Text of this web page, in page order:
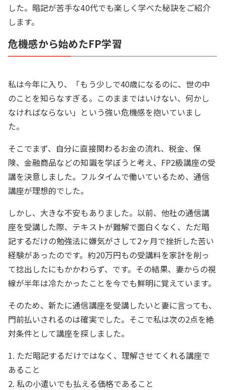
した。暗記が苦手な40代でも楽しく学べた秘訣をご紹介
します。
危機感から始めたFP学習
私は今年に入り、「もう少しで40歳になるのに、世の中
のことを知らなすぎる。このままではいけない、何かし
なければならない」という強い危機感を抱いていまし
た。
そこでまず、自分に直接関わるお金の流れ、税金、保
険、金融商品などの知識を学ぼうと考え、FP2級講座の受
講を決意しました。フルタイムで働いているため、通信
講座が理想的でした。
しかし、大きな不安もありました。以前、他社の通信講
座を受講した際、テキストが難解で面白くなく、ただ暗
記するだけの勉強法に嫌気がさして2ヶ月で挫折した苦い
経験があったのです。約20万円もの受講料を家計を削っ
て捻出したにもかかわらず、です。その結果、妻からの視
線が半年は冷たかったことを今でも鮮明に覚えています。
そのため、新たに通信講座を受講したいと妻に言っても、
門前払いされるのは確実でした。そこで私は次の2点を絶
対条件として講座を探しました。
1. ただ暗記するだけではなく、理解させてくれる講座で
あること
2. 私の小遣いでも払える価格であること